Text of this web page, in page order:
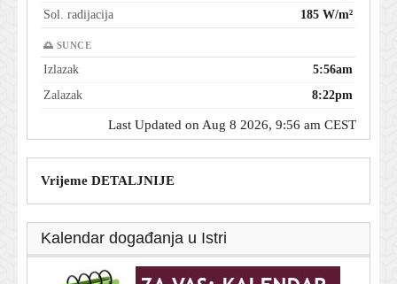
Sol. radijacija
185 W/m²
🌅 SUNCE
Izlazak
5:56am
Zalazak
8:22pm
Last Updated on Aug 8 2026, 9:56 am CEST
Vrijeme DETALJNIJE
Kalendar događanja u Istri